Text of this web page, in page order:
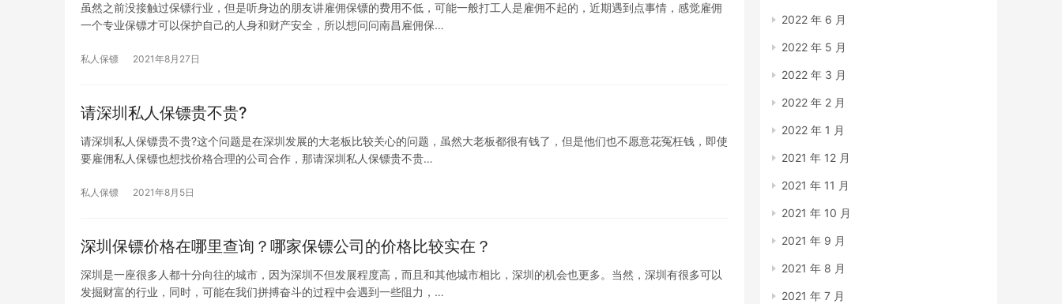
虽然之前没接触过保镖行业，但是听身边的朋友讲雇佣保镖的费用不低，可能一般打工人是雇佣不起的，近期遇到点事情，感觉雇佣
一个专业保镖才可以保护自己的人身和财产安全，所以想问问南昌雇佣保…
私人保镖 2021年8月27日
请深圳私人保镖贵不贵?
请深圳私人保镖贵不贵?这个问题是在深圳发展的大老板比较关心的问题，虽然大老板都很有钱了，但是他们也不愿意花冤枉钱，即使
要雇佣私人保镖也想找价格合理的公司合作，那请深圳私人保镖贵不贵…
私人保镖 2021年8月5日
深圳保镖价格在哪里查询？哪家保镖公司的价格比较实在？
深圳是一座很多人都十分向往的城市，因为深圳不但发展程度高，而且和其他城市相比，深圳的机会也更多。当然，深圳有很多可以
发掘财富的行业，同时，可能在我们拼搏奋斗的过程中会遇到一些阻力，…
2022 年 6 月
2022 年 5 月
2022 年 3 月
2022 年 2 月
2022 年 1 月
2021 年 12 月
2021 年 11 月
2021 年 10 月
2021 年 9 月
2021 年 8 月
2021 年 7 月